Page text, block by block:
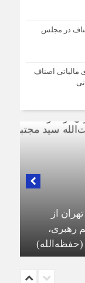
در مجلس
اصناف
از
رهبری،